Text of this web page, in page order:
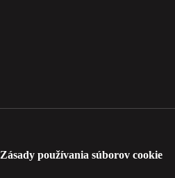
Zásady používania súborov cookie